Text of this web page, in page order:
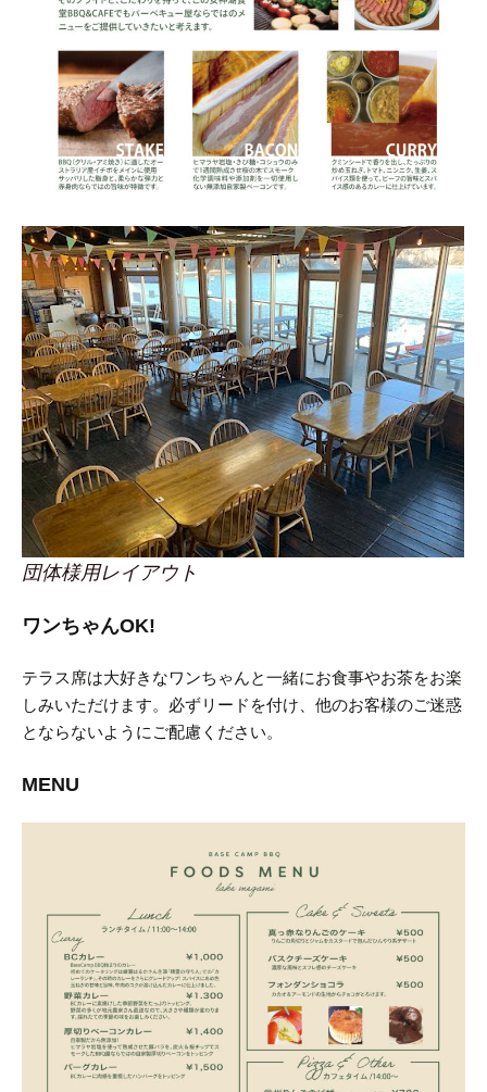
団体様用レイアウト
ワンちゃんOK!
テラス席は大好きなワンちゃんと一緒にお食事やお茶をお楽
しみいただけます。 必ずリードを付け、他のお客様のご迷惑
とならないようにご配慮ください。
MENU